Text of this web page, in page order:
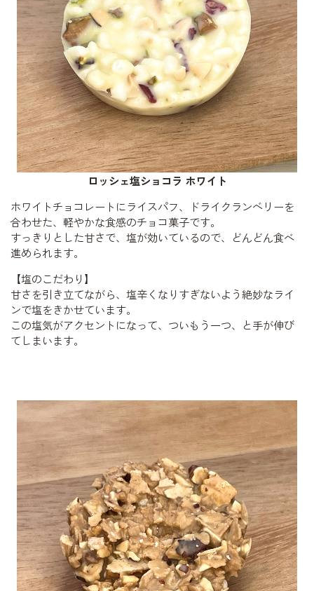
ロッシェ塩ショコラ ホワイト
ホワイトチョコレートにライスパフ、ドライクランベリーを
合わせた、軽やかな食感のチョコ菓子です。
すっきりとした甘さで、塩が効いているので、どんどん食べ
進められます。
【塩のこだわり】
甘さを引き立てながら、塩辛くなりすぎないよう絶妙なライ
ンで塩をきかせています。
この塩気がアクセントになって、ついもう一つ、と手が伸び
てしまいます。